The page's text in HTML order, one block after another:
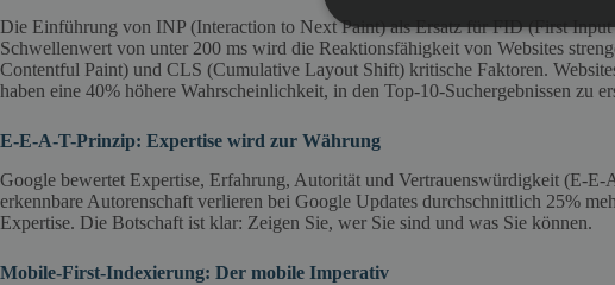
Die Einführung von INP (Interaction to Next Paint) als Ersatz für FID (First
Schwellenwert von unter 200 ms wird die Reaktionsfähigkeit von Websites
Contentful Paint) und CLS (Cumulative Layout Shift) kritische Faktoren.
haben eine 40% höhere Wahrscheinlichkeit, in den Top-10-Suchergebnissen zu
E-E-A-T-Prinzip: Expertise wird zur Währung
Google bewertet Expertise, Erfahrung, Autorität und Vertrauenswürdigkeit (E-E-
erkennbare Autorenschaft verlieren bei Google Updates durchschnittlich 25%
Expertise. Die Botschaft ist klar: Zeigen Sie, wer Sie sind und was Sie können.
Mobile-First-Indexierung: Der mobile Imperativ